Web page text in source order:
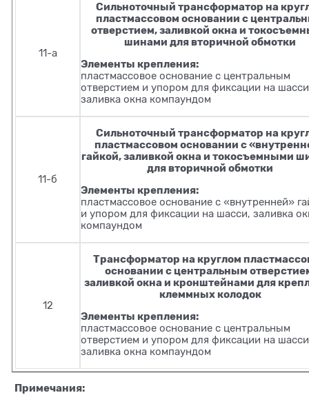
11-а
Сильноточный трансформатор на
пластмассовом основании с
отверстием, заливкой окна и
шинами для вторичной обмотки
Элементы крепления:
пластмассовое основание с центральным
отверстием и упором для фиксации на
заливка окна компаундом
11-б
Сильноточный трансформатор на
пластмассовом основании с
гайкой, заливкой окна и токосъемными
для вторичной обмотки
Элементы крепления:
пластмассовое основание с «внутренней»
и упором для фиксации на шасси, заливка
компаундом
12
Трансформатор на круглом
основании с центральным
заливкой окна и кронштейнами для
клеммных колодок
Элементы крепления:
пластмассовое основание с центральным
отверстием и упором для фиксации на
заливка окна компаундом
Примечания: